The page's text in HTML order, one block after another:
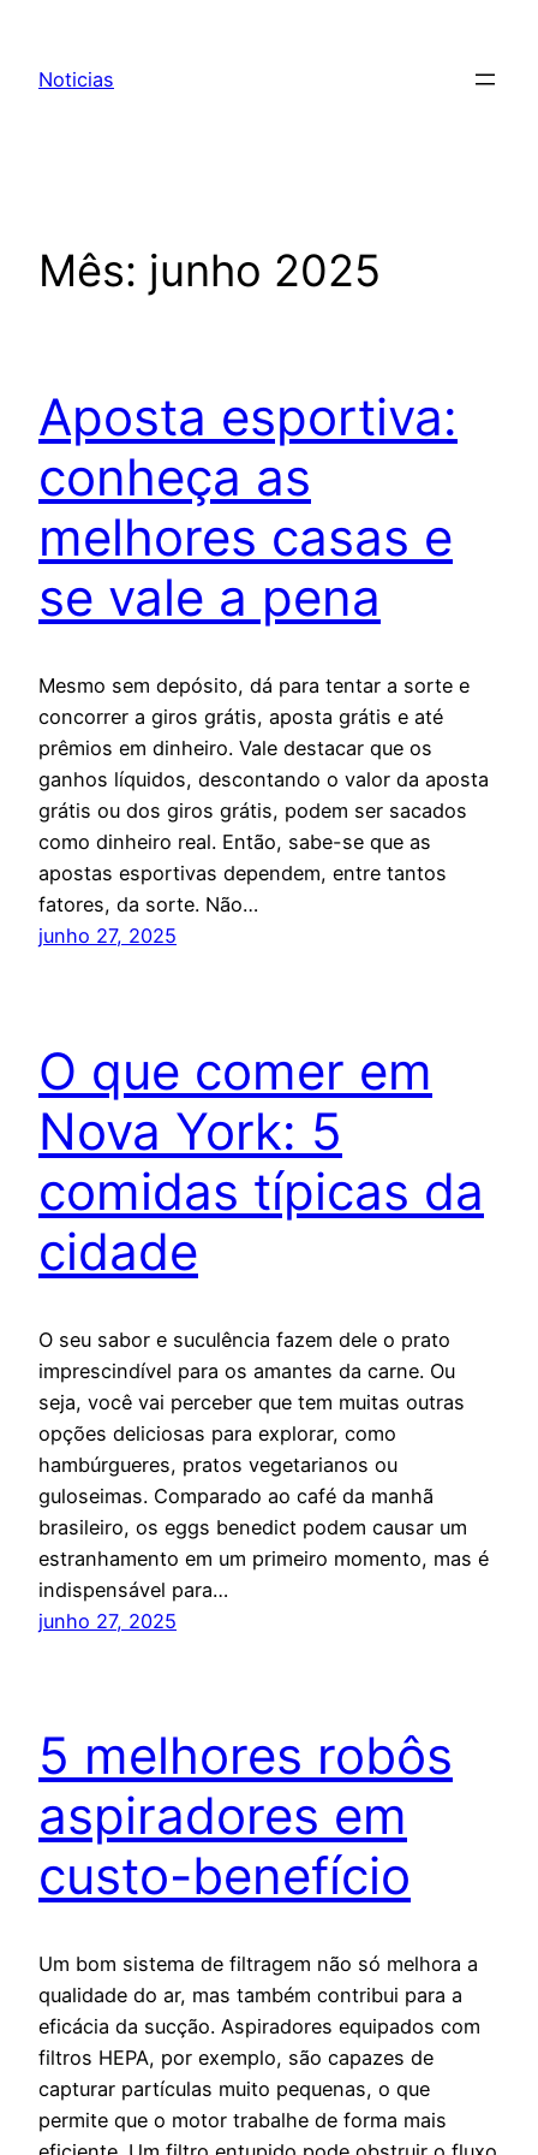
Noticias
Mês: junho 2025
Aposta esportiva:
conheça as
melhores casas e
se vale a pena
Mesmo sem depósito, dá para tentar a sorte e
concorrer a giros grátis, aposta grátis e até
prêmios em dinheiro. Vale destacar que os
ganhos líquidos, descontando o valor da aposta
grátis ou dos giros grátis, podem ser sacados
como dinheiro real. Então, sabe-se que as
apostas esportivas dependem, entre tantos
fatores, da sorte. Não…
junho 27, 2025
O que comer em
Nova York: 5
comidas típicas da
cidade
O seu sabor e suculência fazem dele o prato
imprescindível para os amantes da carne. Ou
seja, você vai perceber que tem muitas outras
opções deliciosas para explorar, como
hambúrgueres, pratos vegetarianos ou
guloseimas. Comparado ao café da manhã
brasileiro, os eggs benedict podem causar um
estranhamento em um primeiro momento, mas é
indispensável para…
junho 27, 2025
5 melhores robôs
aspiradores em
custo-benefício
Um bom sistema de filtragem não só melhora a
qualidade do ar, mas também contribui para a
eficácia da sucção. Aspiradores equipados com
filtros HEPA, por exemplo, são capazes de
capturar partículas muito pequenas, o que
permite que o motor trabalhe de forma mais